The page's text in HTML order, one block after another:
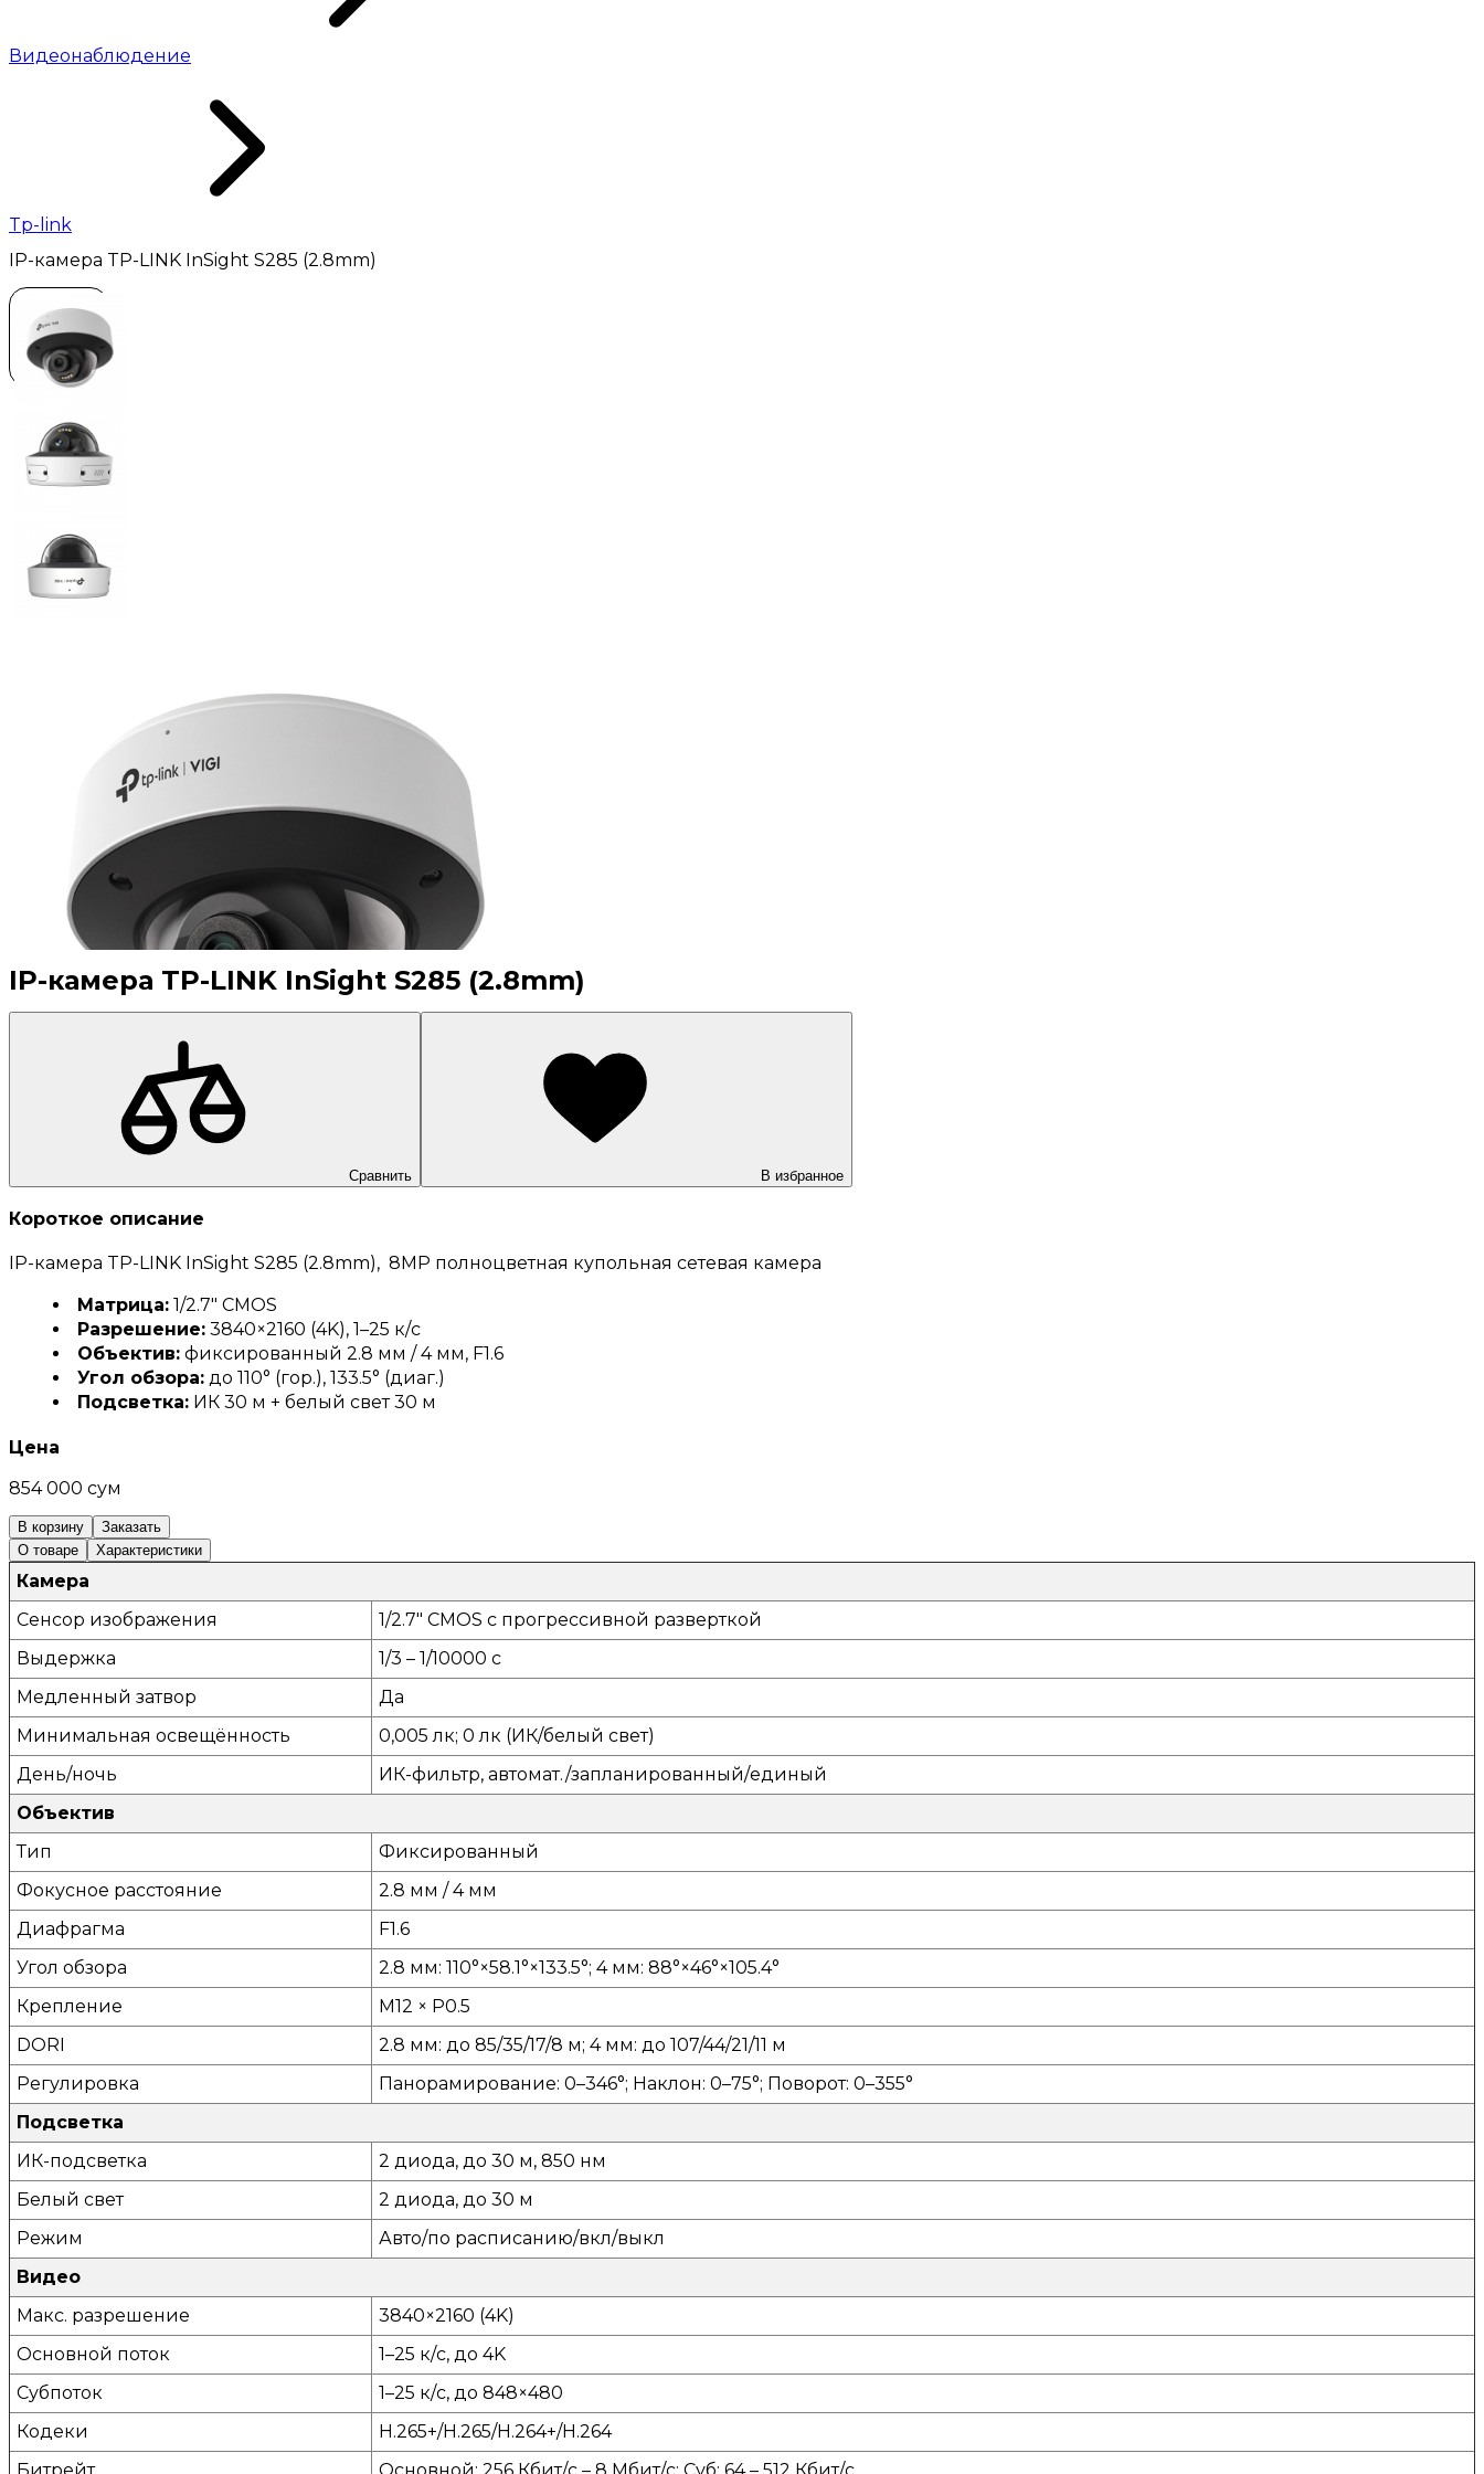
Видеонаблюдение
Tp-link
IP-камера TP-LINK InSight S285 (2.8mm)
IP-камера TP-LINK InSight S285 (2.8mm)
Сравнить В избранное
Короткое описание
IP-камера TP-LINK InSight S285 (2.8mm), 8MP полноцветная купольная сетевая камера
Матрица: 1/2.7" CMOS
Разрешение: 3840×2160 (4K), 1–25 к/с
Объектив: фиксированный 2.8 мм / 4 мм, F1.6
Угол обзора: до 110° (гор.), 133.5° (диаг.)
Подсветка: ИК 30 м + белый свет 30 м
Цена
854 000 сум
В корзину
Заказать
О товаре
Характеристики
Камера
Сенсор изображения
1/2.7" CMOS с прогрессивной разверткой
Выдержка
1/3 – 1/10000 с
Медленный затвор
Да
Минимальная освещённость
0,005 лк; 0 лк (ИК/белый свет)
День/ночь
ИК-фильтр, автомат./запланированный/единый
Объектив
Тип
Фиксированный
Фокусное расстояние
2.8 мм / 4 мм
Диафрагма
F1.6
Угол обзора
2.8 мм: 110°×58.1°×133.5°; 4 мм: 88°×46°×105.4°
Крепление
M12 × P0.5
DORI
2.8 мм: до 85/35/17/8 м; 4 мм: до 107/44/21/11 м
Регулировка
Панорамирование: 0–346°; Наклон: 0–75°; Поворот: 0–355°
Подсветка
ИК-подсветка
2 диода, до 30 м, 850 нм
Белый свет
2 диода, до 30 м
Режим
Авто/по расписанию/вкл/выкл
Видео
Макс. разрешение
3840×2160 (4K)
Основной поток
1–25 к/с, до 4K
Субпоток
1–25 к/с, до 848×480
Кодеки
H.265+/H.265/H.264+/H.264